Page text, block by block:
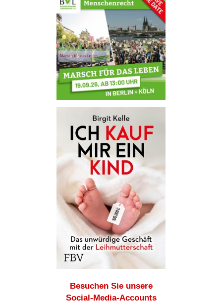
Besuchen Sie unsere
Social-Media-Accounts